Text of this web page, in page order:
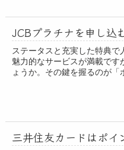
JCBプラチナを申し込
ステータスと充実した特典
魅力的なサービスが満載で
ょうか。その鍵を握るのが「
三井住友カードはポ